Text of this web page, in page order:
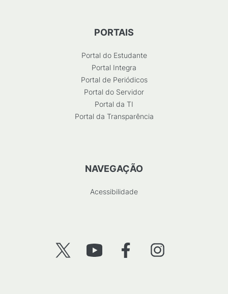
PORTAIS
Portal do Estudante
Portal Integra
Portal de Periódicos
Portal do Servidor
Portal da TI
Portal da Transparência
NAVEGAÇÃO
Acessibilidade